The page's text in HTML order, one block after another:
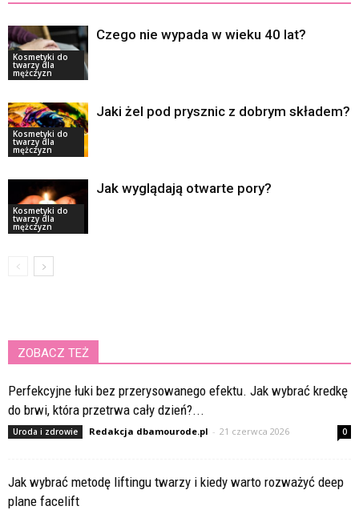
Kosmetyki do
twarzy dla
mężczyzn
Czego nie wypada w wieku 40 lat?
Kosmetyki do
twarzy dla
mężczyzn
Jaki żel pod prysznic z dobrym składem?
Kosmetyki do
twarzy dla
mężczyzn
Jak wyglądają otwarte pory?
ZOBACZ TEŻ
Perfekcyjne łuki bez przerysowanego efektu. Jak wybrać kredkę
do brwi, która przetrwa cały dzień?...
Uroda i zdrowie Redakcja dbamourode.pl - 21 czerwca 2026 0
Jak wybrać metodę liftingu twarzy i kiedy warto rozważyć deep
plane facelift